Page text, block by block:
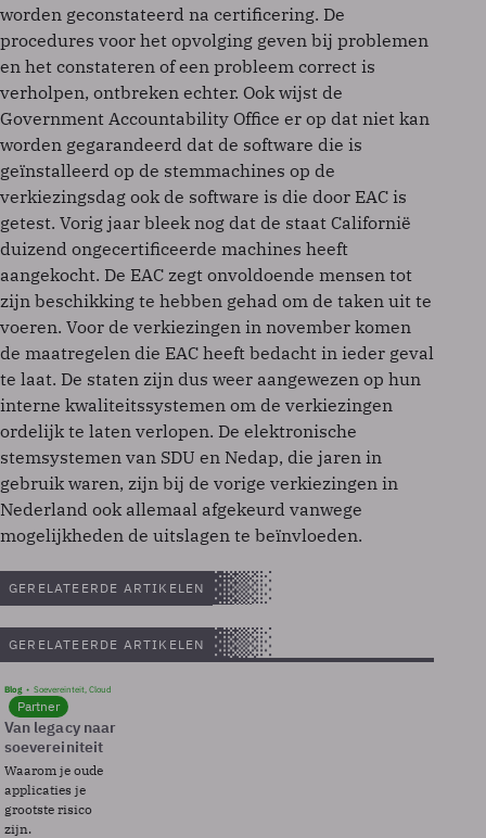
worden geconstateerd na certificering. De
procedures voor het opvolging geven bij problemen
en het constateren of een probleem correct is
verholpen, ontbreken echter. Ook wijst de
Government Accountability Office er op dat niet kan
worden gegarandeerd dat de software die is
geïnstalleerd op de stemmachines op de
verkiezingsdag ook de software is die door EAC is
getest. Vorig jaar bleek nog dat de staat Californië
duizend ongecertificeerde machines heeft
aangekocht. De EAC zegt onvoldoende mensen tot
zijn beschikking te hebben gehad om de taken uit te
voeren. Voor de verkiezingen in november komen
de maatregelen die EAC heeft bedacht in ieder geval
te laat. De staten zijn dus weer aangewezen op hun
interne kwaliteitssystemen om de verkiezingen
ordelijk te laten verlopen. De elektronische
stemsystemen van SDU en Nedap, die jaren in
gebruik waren, zijn bij de vorige verkiezingen in
Nederland ook allemaal afgekeurd vanwege
mogelijkheden de uitslagen te beïnvloeden.
GERELATEERDE ARTIKELEN
GERELATEERDE ARTIKELEN
Blog Soevereinteit, Cloud
Partner
Van legacy naar
soevereiniteit
Waarom je oude
applicaties je
grootste risico
zijn.